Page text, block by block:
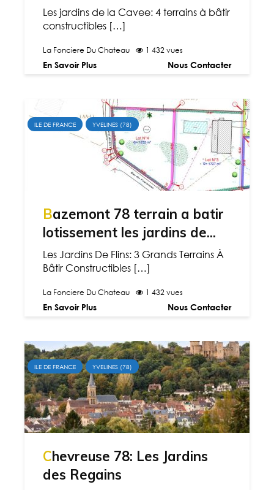
Les jardins de la Cavee: 4 terrains à bâtir
constructibles […]
La Fonciere Du Chateau 1 432 vues
En Savoir Plus Nous Contacter
ILE DE FRANCE YVELINES (78)
Bazemont 78 terrain a batir
lotissement les jardins de...
Les Jardins De Flins: 3 Grands Terrains À
Bâtir Constructibles […]
La Fonciere Du Chateau 1 432 vues
En Savoir Plus Nous Contacter
ILE DE FRANCE YVELINES (78)
Chevreuse 78: Les Jardins
des Regains